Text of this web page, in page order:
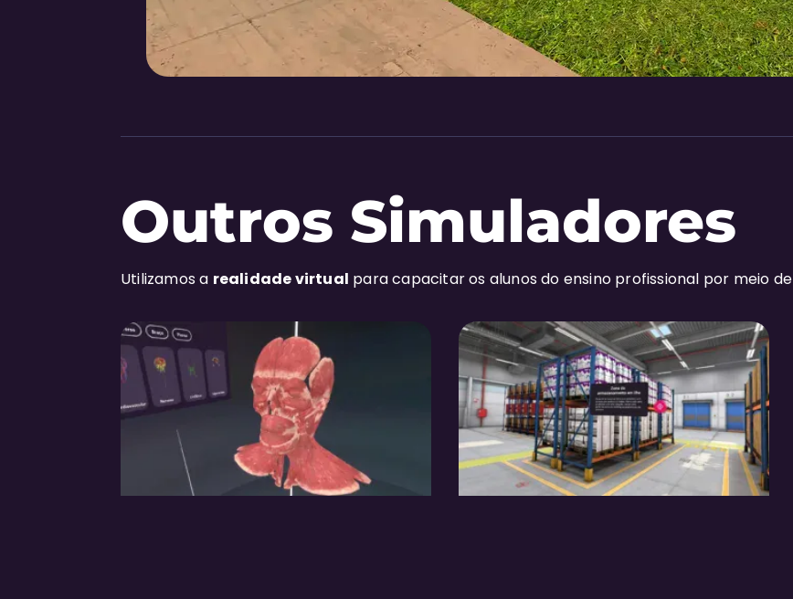
Outros Simuladores
Utilizamos a realidade virtual para capacitar os alunos do ensino profissional por meio de